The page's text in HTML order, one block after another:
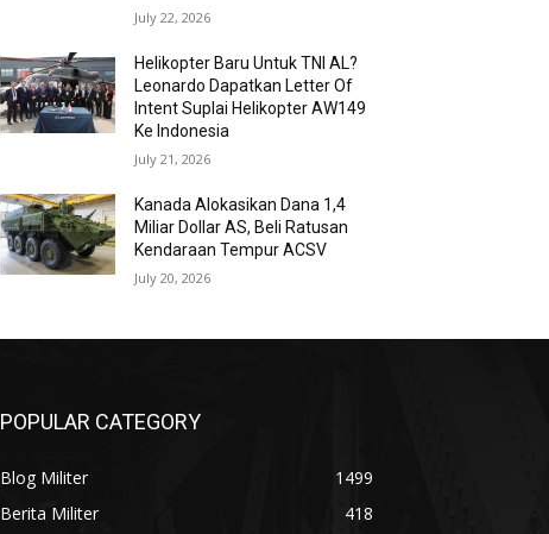
July 22, 2026
Helikopter Baru Untuk TNI AL?
Leonardo Dapatkan Letter Of
Intent Suplai Helikopter AW149
Ke Indonesia
July 21, 2026
Kanada Alokasikan Dana 1,4
Miliar Dollar AS, Beli Ratusan
Kendaraan Tempur ACSV
July 20, 2026
POPULAR CATEGORY
Blog Militer
1499
Berita Militer
418